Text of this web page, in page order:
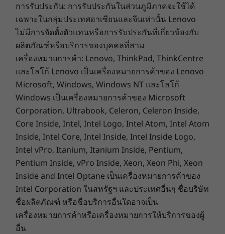
Ultimate Portability &
Durability
Starting at only .51kg/1.12lbs and measuring
just 7.6mm/.30″ thin, the Lenovo Chromebook
Duet 11″ is designed for on-the-go use. With a
spill-resistant chassis and military grade MIL-
810H certification, it can handle life’s
adventures. Plus, you can read the day away
indoors and outdoors with all-day battery life
and a bright 400 nits display.
*Battery life may vary based on usage and other conditions.
Security
Physical privacy shutter
Preloaded Software
Clip Studio
DropBox
Google Assistant
Google Play
What’s in the Box
Lenovo Chromebook Duet Gen 9 (11″ MediaTek)
Power adapter
Quick Reference Guide
Specifications may vary depending upon region / model.
การรับประกัน: การรับประกันในส่วนภูมิภาคจะใช้ได้
เฉพาะในกลุ่มประเทศอาเซียนและจีนเท่านั้น Lenovo
ไม่มีการจัดตั้งตัวแทนหรือการรับประกันที่เกี่ยวข้องกับ
ผลิตภัณฑ์หรือบริการของบุคคลที่สาม
เครื่องหมายการค้า: Lenovo, ThinkPad, ThinkCentre
และโลโก้ Lenovo เป็นเครื่องหมายการค้าของ Lenovo
Microsoft, Windows, Windows NT และโลโก้
Windows เป็นเครื่องหมายการค้าของ Microsoft
Corporation. Ultrabook, Celeron, Celeron Inside,
Core Inside, Intel, Intel Logo, Intel Atom, Intel Atom
Inside, Intel Core, Intel Inside, Intel Inside Logo,
Intel vPro, Itanium, Itanium Inside, Pentium,
Pentium Inside, vPro Inside, Xeon, Xeon Phi, Xeon
Inside and Intel Optane เป็นเครื่องหมายการค้าของ
Intel Corporation ในสหรัฐฯ และประเทศอื่นๆ ชื่อบริษัท
ชื่อผลิตภัณฑ์ หรือชื่อบริการอื่นใดอาจเป็น
เครื่องหมายการค้าหรือเครื่องหมายการให้บริการของผู้
อื่น